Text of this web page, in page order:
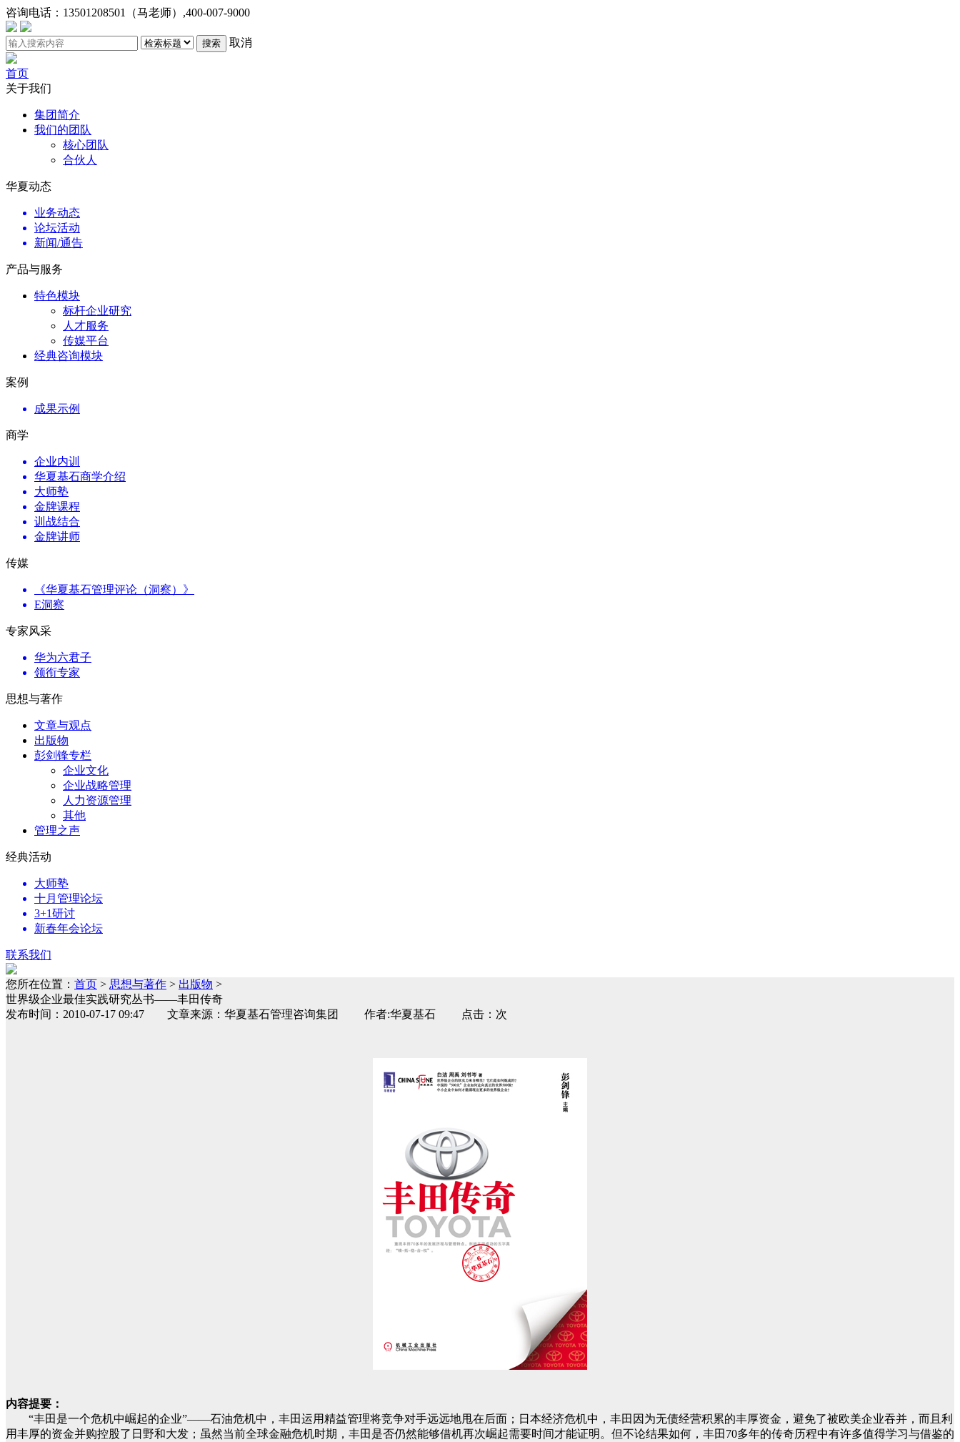
咨询电话： 13501208501（马老师）,400-007-9000
搜索 取消
首页
关于我们
集团简介
我们的团队
核心团队
合伙人
华夏动态
业务动态
论坛活动
新闻/通告
产品与服务
特色模块
标杆企业研究
人才服务
传媒平台
经典咨询模块
案例
成果示例
商学
企业内训
华夏基石商学介绍
大师塾
金牌课程
训战结合
金牌讲师
传媒
《华夏基石管理评论（洞察）》
E洞察
专家风采
华为六君子
领衔专家
思想与著作
文章与观点
出版物
彭剑锋专栏
企业文化
企业战略管理
人力资源管理
其他
管理之声
经典活动
大师塾
十月管理论坛
3+1研讨
新春年会论坛
联系我们
您所在位置： 首页 > 思想与著作 > 出版物 >
世界级企业最佳实践研究丛书——丰田传奇
发布时间：2010-07-17 09:47 文章来源：华夏基石管理咨询集团 作者:华夏基石 点击：次
内容提要：
“丰田是一个危机中崛起的企业”——石油危机中，丰田运用精益管理将竞争对手远远地甩在后面；日本经济危机中，丰田因为无债经营积累的丰厚资金，避免了被欧美企业吞并，而且利
用丰厚的资金并购控股了日野和大发；虽然当前全球金融危机时期，丰田是否仍然能够借机再次崛起需要时间才能证明。但不论结果如何，丰田70多年的传奇历程中有许多值得学习与借鉴的